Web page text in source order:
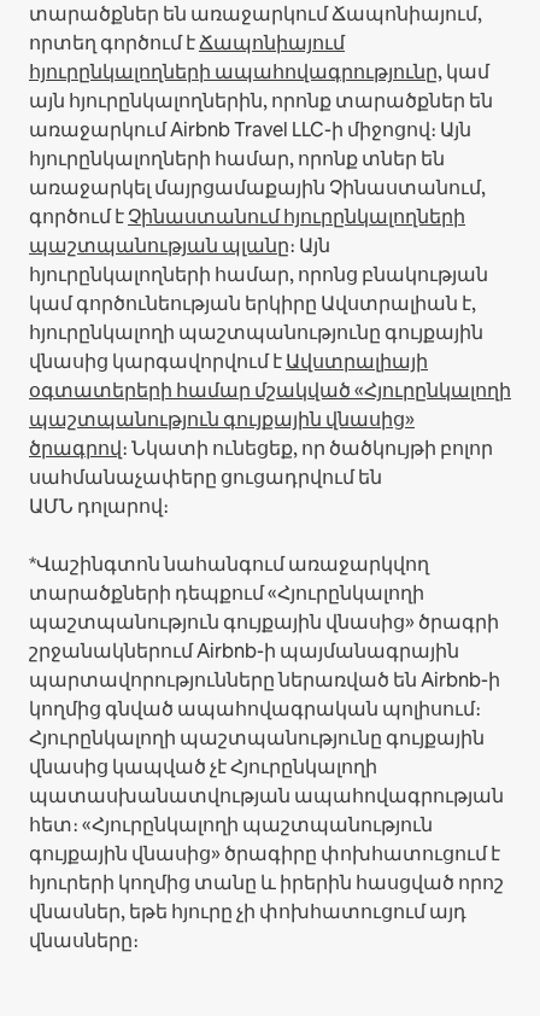
տարածքներ են առաջարկում Ճապոնիայում,
որտեղ գործում էՃապոնիայում
հյուրընկալողների ապահովագրությունը, կամ
այն հյուրընկալողներին, որոնք տարածքներ են
առաջարկում Airbnb Travel LLC-ի միջոցով։ Այն
հյուրընկալողների համար, որոնք տներ են
առաջարկել մայրցամաքային Չինաստանում,
գործում էՉինաստանում հյուրընկալողների
պաշտպանության պլանը։ Այն
հյուրընկալողների համար, որոնց բնակության
կամ գործունեության երկիրը Ավստրալիան է,
հյուրընկալողի պաշտպանությունը գույքային
վնասից կարգավորվում էԱվստրալիայի
օգտատերերի համար մշակված «Հյուրընկալողի
պաշտպանություն գույքային վնասից»
ծրագրով։ Նկատի ունեցեք, որ ծածկույթի բոլոր
սահմանաչափերը ցուցադրվում են
ԱՄՆ դոլարով։
*Վաշինգտոն նահանգում առաջարկվող
տարածքների դեպքում «Հյուրընկալողի
պաշտպանություն գույքային վնասից» ծրագրի
շրջանակներում Airbnb-ի պայմանագրային
պարտավորությունները ներառված են Airbnb-ի
կողմից գնված ապահովագրական պոլիսում։
Հյուրընկալողի պաշտպանությունը գույքային
վնասից կապված չէ Հյուրընկալողի
պատասխանատվության ապահովագրության
հետ։ «Հյուրընկալողի պաշտպանություն
գույքային վնասից» ծրագիրը փոխհատուցում է
հյուրերի կողմից տանը և իրերին հասցված որոշ
վնասներ, եթե հյուրը չի փոխհատուցում այդ
վնասները։